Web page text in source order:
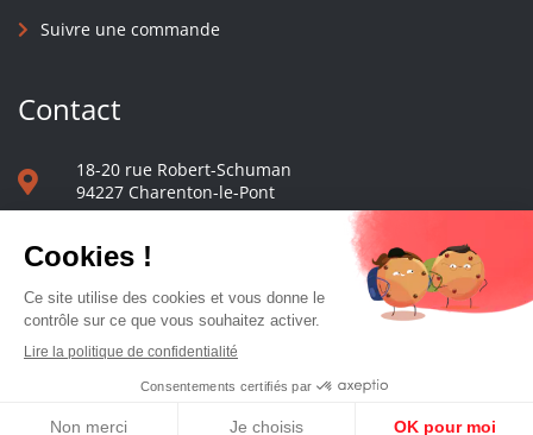
Suivre une commande
Contact
18-20 rue Robert-Schuman
94227 Charenton-le-Pont